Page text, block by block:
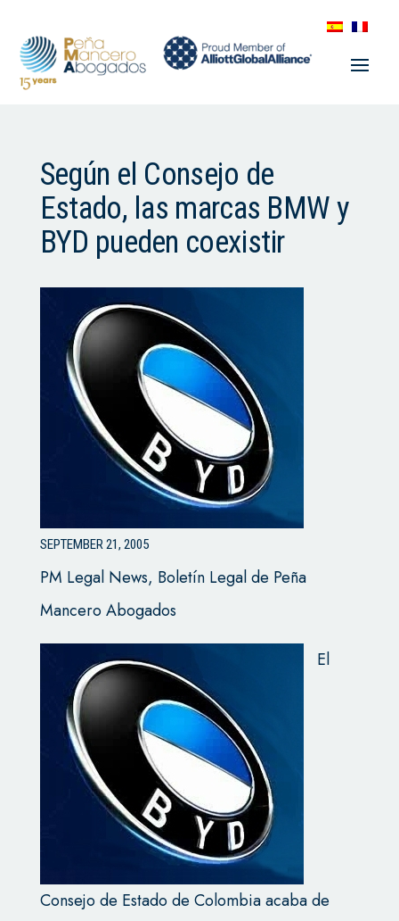
Según el Consejo de
Estado, las marcas BMW y
BYD pueden coexistir
SEPTEMBER 21, 2005
PM Legal News, Boletín Legal de Peña
Mancero Abogados
El
Consejo de Estado de Colombia acaba de